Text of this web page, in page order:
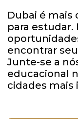
Dubai é mais
para estudar.
encontrar
Junte-se a
educacional
cidades mais